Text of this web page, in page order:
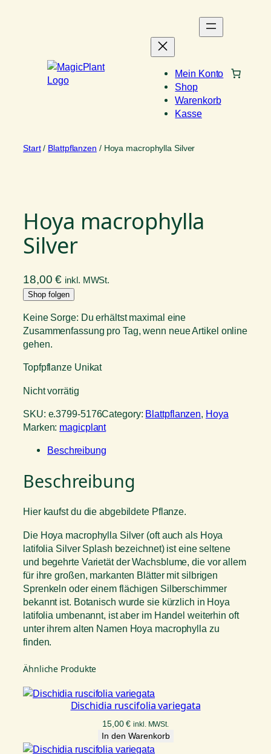
Mein Konto
Shop
Warenkorb
Kasse
Start/ Blattpflanzen / Hoya macrophylla Silver
Hoya macrophylla
Silver
18,00€ inkl. MWSt.
Shop folgen
Keine Sorge: Du erhältst maximal eine
Zusammenfassung pro Tag, wenn neue Artikel online
gehen.
Topfpflanze Unikat
Nicht vorrätig
SKU: e.3799-5176Category: Blattpflanzen, Hoya
Marken: magicplant
Beschreibung
Beschreibung
Hier kaufst du die abgebildete Pflanze.
Die Hoya macrophylla Silver (oft auch als Hoya
latifolia Silver Splash bezeichnet) ist eine seltene
und begehrte Varietät der Wachsblume, die vor allem
für ihre großen, markanten Blätter mit silbrigen
Sprenkeln oder einem flächigen Silberschimmer
bekannt ist. Botanisch wurde sie kürzlich in Hoya
latifolia umbenannt, ist aber im Handel weiterhin oft
unter ihrem alten Namen Hoya macrophylla zu
finden.
Ähnliche Produkte
Dischidia ruscifolia variegata
15,00€ inkl. MWSt.
In den Warenkorb